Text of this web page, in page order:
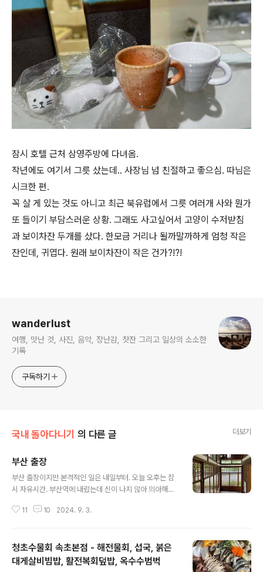
잠시 호텔 근처 삼영주방에 다녀옴.
작년에도 여기서 그릇 샀는데.. 사장님 넘 친절하고 좋으심. 따님은
시크한 편.
꼭 살 게 있는 것도 아니고 최근 북유럽에서 그릇 여러개 사와 뭔가
또 들이기 부담스러운 상황. 그래도 사고싶어서 고양이 수저받침
과 보이차잔 두개를 샀다. 한모금 거리나 될까말까하게 엄청 작은
잔인데, 귀엽다. 원래 보이차잔이 작은 건가?!?!
wanderlust
여행, 맛난 것, 사진, 음악, 장난감, 찻잔 그리고 일상의 소소한
기록
구독하기
국내 돌아다니기 의 다른 글 더보기
부산 출장
부산 출장이지만 본격적인 일은 내일부터. 오늘 오후는 잠
시 자유시간. 부산역에 내렸는데 신이 나지 않아 의아해하
겨웠다. 파리행 비즈니스 14시간보다 서울-부산 KTX 2시
절했는데 당분간 음료는 운영하지 않는다는 슬픈 소식. 장
소 자체는 한적하고 마음에 들었는데 카페인 섭취를 하지
11 10 2024. 9. 3.
청초수물회 속초본점 - 해전물회, 섭국, 붉은
대게살비빔밥, 활전복회덮밥, 옥수수범벅